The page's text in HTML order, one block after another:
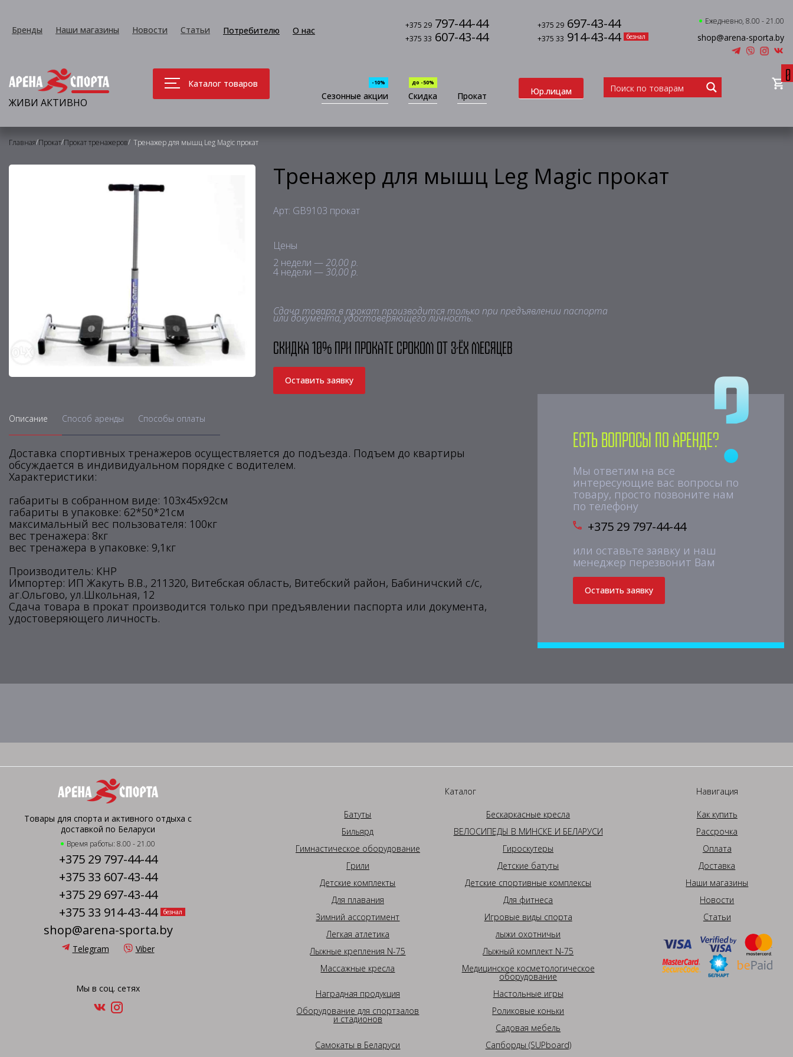
Бренды Наши магазины Новости Статьи Потребителю О нас +375 29 797-44-44 +375 29 697-43-44
+375 33 607-43-44 +375 33 914-43-44 безнал
Ежедневно, 8.00 - 21.00
shop@arena-sporta.by
ЖИВИ АКТИВНО
Каталог товаров
Сезонные акции
-10%
Скидка
до -50%
Прокат Юр.лицам
0
Главная/Прокат/Прокат тренажеров/ Тренажер для мышц Leg Magic прокат
Тренажер для мышц Leg Magic прокат
Арт: GB9103 прокат
Цены
2 недели —20,00 р.
4 недели —30,00 р.
Сдача товара в прокат производится только при предъявлении паспорта
или документа, удостоверяющего личность.
Скидка 10% при прокате сроком от 3-ёх месяцев
Оставить заявку
Описание Способ аренды Способы оплаты
Доставка спортивных тренажеров осуществляется до подъезда. Подъем до квартиры
обсуждается в индивидуальном порядке с водителем.
Характеристики:
габариты в собранном виде: 103х45х92см
габариты в упаковке: 62*50*21см
максимальный вес пользователя: 100кг
вес тренажера: 8кг
вес тренажера в упаковке: 9,1кг
Производитель: КНР
Импортер: ИП Жакуть В.В., 211320, Витебская область, Витебский район, Бабиничский с/с,
аг.Ольгово, ул.Школьная, 12
Сдача товара в прокат производится только при предъявлении паспорта или документа,
удостоверяющего личность.
Есть вопросы по аренде?
Мы ответим на все
интересующие вас вопросы по
товару, просто позвоните нам
по телефону
+375 29 797-44-44
или оставьте заявку и наш
менеджер перезвонит Вам
Оставить заявку
Товары для спорта и активного отдыха с
доставкой по Беларуси
Время работы: 8.00 - 21.00
+375 29 797-44-44
+375 33 607-43-44
+375 29 697-43-44
+375 33 914-43-44
безнал
shop@arena-sporta.by
Telegram Viber
Мы в соц. сетях
Каталог
Батуты
Бескаркасные кресла
Бильярд
ВЕЛОСИПЕДЫ В МИНСКЕ И БЕЛАРУСИ
Гимнастическое оборудование
Гироскутеры
Грили
Детские батуты
Детские комплекты
Детские спортивные комплексы
Для плавания
Для фитнеса
Зимний ассортимент
Игровые виды спорта
Легкая атлетика
лыжи охотничьи
Лыжные крепления N-75
Лыжный комплект N-75
Массажные кресла
Медицинское косметологическое
оборудование
Наградная продукция
Настольные игры
Оборудование для спортзалов
и стадионов
Роликовые коньки
Садовая мебель
Самокаты в Беларуси
Сапборды (SUPboard)
Навигация
Как купить
Рассрочка
Оплата
Доставка
Наши магазины
Новости
Статьи